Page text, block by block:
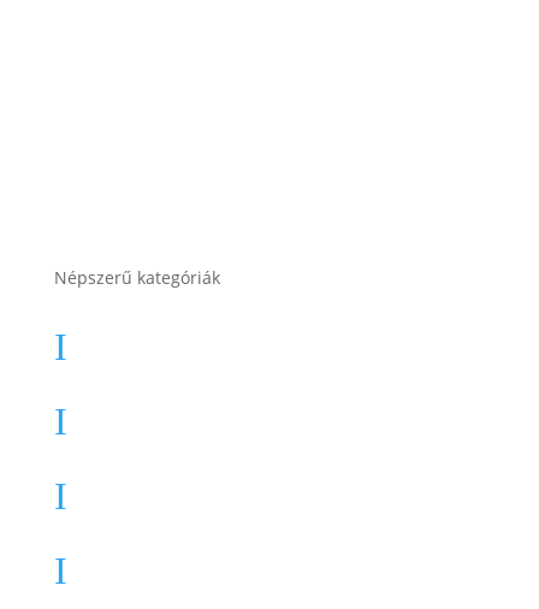
Népszerű kategóriák
I
I
I
I